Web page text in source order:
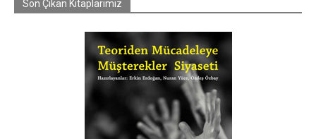
Son Çıkan Kitaplarımız